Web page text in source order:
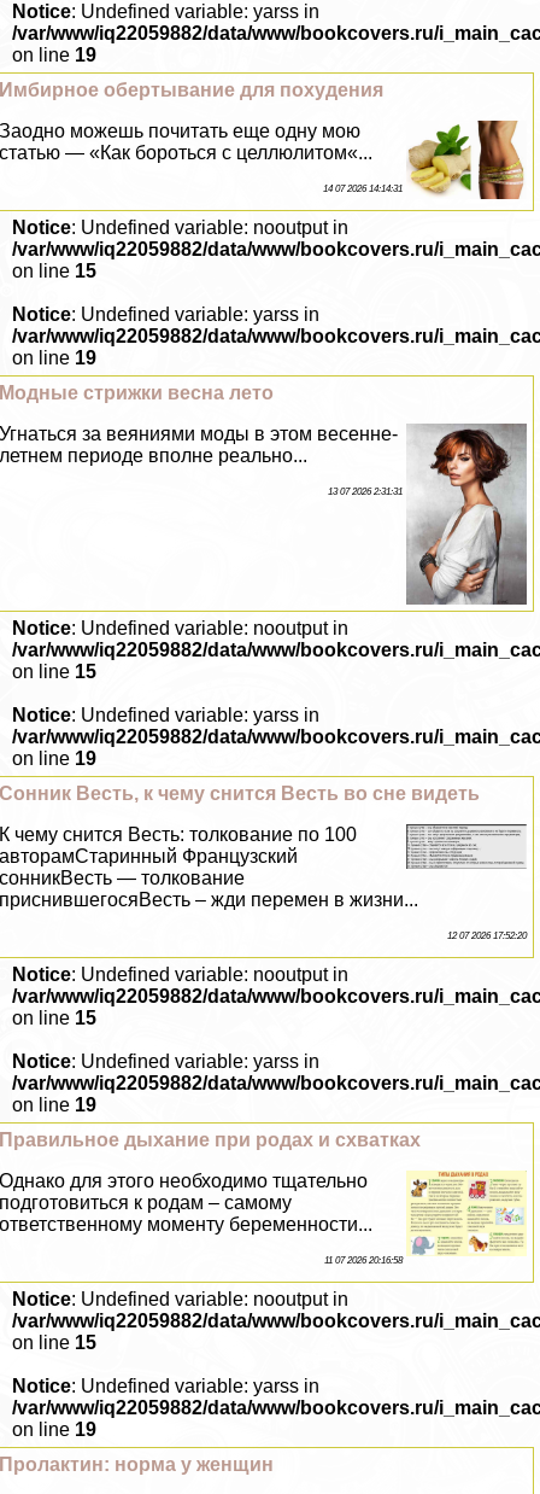
Notice: Undefined variable: yarss in
/var/www/iq22059882/data/www/bookcovers.ru/
on line 19
Имбирное обертывание для похудения
Заодно можешь почитать еще одну мою
статью — «Как бороться с целлюлитом«...
14 07 2026 14:14:31
Notice: Undefined variable: nooutput in
/var/www/iq22059882/data/www/bookcovers.ru/
on line 15
Notice: Undefined variable: yarss in
/var/www/iq22059882/data/www/bookcovers.ru/
on line 19
Модные стрижки весна лето
Угнаться за веяниями моды в этом весенне-
летнем периоде вполне реально...
13 07 2026 2:31:31
Notice: Undefined variable: nooutput in
/var/www/iq22059882/data/www/bookcovers.ru/
on line 15
Notice: Undefined variable: yarss in
/var/www/iq22059882/data/www/bookcovers.ru/
on line 19
Сонник Весть, к чему снится Весть во сне видеть
К чему снится Весть: толкование по 100
авторамСтаринный Французский
сонникВесть — толкование
приснившегосяВесть – жди перемен в жизни...
12 07 2026 17:52:20
Notice: Undefined variable: nooutput in
/var/www/iq22059882/data/www/bookcovers.ru/
on line 15
Notice: Undefined variable: yarss in
/var/www/iq22059882/data/www/bookcovers.ru/
on line 19
Правильное дыхание при родах и схватках
Однако для этого необходимо тщательно
подготовиться к родам – самому
ответственному моменту беременности...
11 07 2026 20:16:58
Notice: Undefined variable: nooutput in
/var/www/iq22059882/data/www/bookcovers.ru/
on line 15
Notice: Undefined variable: yarss in
/var/www/iq22059882/data/www/bookcovers.ru/
on line 19
Пролактин: норма у женщин